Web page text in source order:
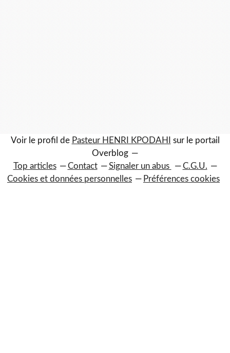
Voir le profil de Pasteur HENRI KPODAHI
sur le portail
Overblog
Top articles
Contact Signaler un abus
C.G.U.
Cookies et données personnelles
Préférences cookies